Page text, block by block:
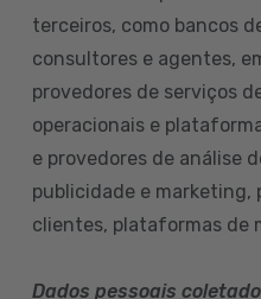
terceiros, como bancos
consultores e agentes,
provedores de serviços
operacionais e
e provedores de análise
publicidade e marketing,
clientes, plataformas de
Dados pessoais